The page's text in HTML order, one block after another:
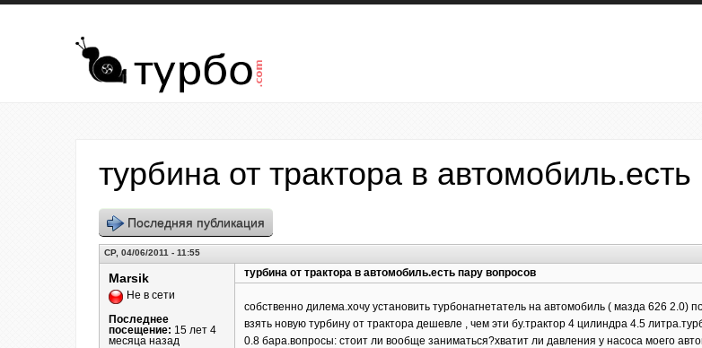
Перейти к основному содержанию
турбина от трактора в
Последняя публикация
СР, 04/06/2011 - 11:55
Marsik
Не в сети
Последнее
посещение: 15 лет 4
месяца назад
турбина от трактора в автомобиль.есть пару вопросов
собственно дилема.хочу установить турбонагнетатель на автомобиль ( мазда 626
взять новую турбину от трактора дешевле , чем эти бу.трактор 4 цилиндра 4.5
0.8 бара.вопросы: стоит ли вообще заниматься?хватит ли давления у насоса моего